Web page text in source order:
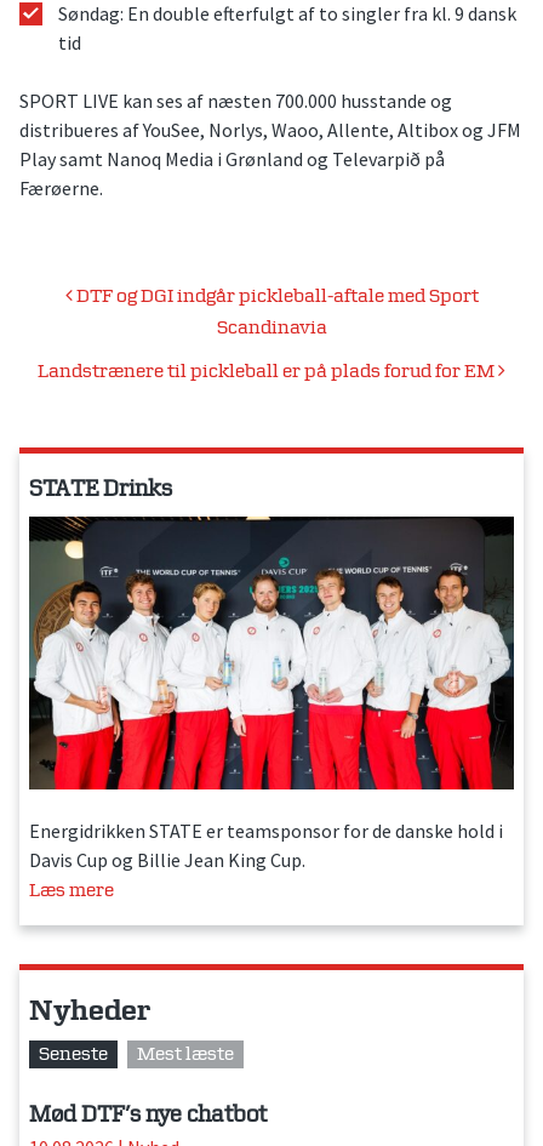
Søndag: En double efterfulgt af to singler fra kl. 9 dansk
tid
SPORT LIVE kan ses af næsten 700.000 husstande og
distribueres af YouSee, Norlys, Waoo, Allente, Altibox og JFM
Play samt Nanoq Media i Grønland og Televarpið på
Færøerne.
Indlægsnavigation
DTF og DGI indgår pickleball-aftale med Sport
Scandinavia
Landstrænere til pickleball er på plads forud for EM
STATE Drinks
Energidrikken STATE er teamsponsor for de danske hold i
Davis Cup og Billie Jean King Cup.
Læs mere
Nyheder
Seneste Mest læste
Mød DTF’s nye chatbot